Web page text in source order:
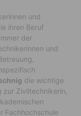
und
ihren Beruf
der
und
die wichtige
Ziviltechnikerin,
Fachhochschule